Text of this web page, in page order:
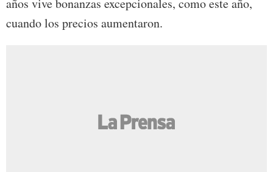
años vive bonanzas excepcionales, como este año,
cuando los precios aumentaron.